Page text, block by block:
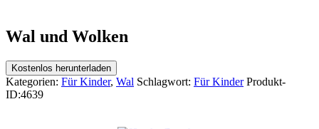
Wal und Wolken
Kostenlos herunterladen
Kategorien: Für Kinder, Wal Schlagwort: Für Kinder Produkt-
ID:4639